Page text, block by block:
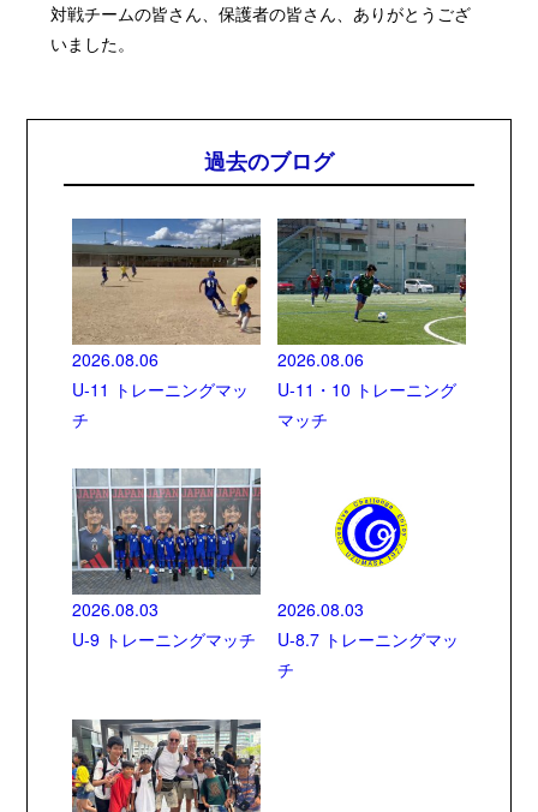
対戦チームの皆さん、保護者の皆さん、ありがとうござ
いました。
過去のブログ
2026.08.06
U-11 トレーニングマッ
チ
2026.08.06
U-11・10 トレーニング
マッチ
2026.08.03
U-9 トレーニングマッチ
2026.08.03
U-8.7 トレーニングマッ
チ